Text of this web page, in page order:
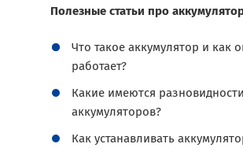
Полезные статьи про
Что такое аккумулятор и как
работает?
Какие имеются разновидности
аккумуляторов?
Как устанавливать